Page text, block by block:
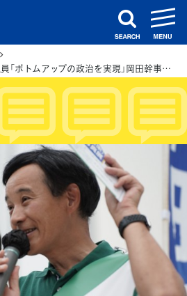
search
【神奈川】5区 山崎誠衆院議員「ボトムアップの政治を実現」岡田幹事長と訴え